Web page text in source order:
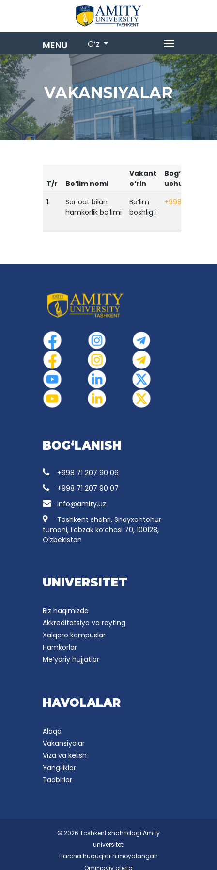
O‘z
VAKANSIYALAR
T/r Bo‘lim nomi
Vakant
o‘rin
Bog‘lanish
uchun
1.
Sanoat bilan
hamkorlik bo‘limi
Bo‘lim
boshlig‘i
BOG‘LANISH
+998 71 207 90 06
+998 71 207 90 07
info@amity.uz
Toshkent shahri, Shayxontohur
tumani, Labzak ko‘chasi 70, 100128,
O‘zbekiston
UNIVERSITET
Biz haqimizda
Akkreditatsiya va reyting
Xalqaro kampuslar
Hamkorlar
Me’yoriy hujjatlar
HAVOLALAR
Aloqa
Vakansiyalar
Viza va kelish
Yangiliklar
Tadbirlar
© 2026 Toshkent shahridagi Amity
universiteti
Barcha huquqlar himoyalangan
Ommaviy oferta